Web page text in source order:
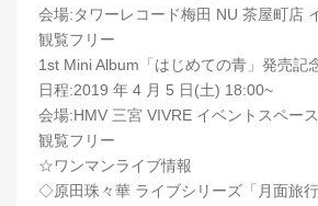
会場:タワーレコード梅田 NU 茶屋町店
観覧フリー
1st Mini Album「はじめての青」発売記
日程:2019 年 4 月 5 日(土) 18:00~
会場:HMV 三宮 VIVRE イベントスペース
観覧フリー
☆ワンマンライブ情報
◇原田珠々華 ライブシリーズ「月面旅行